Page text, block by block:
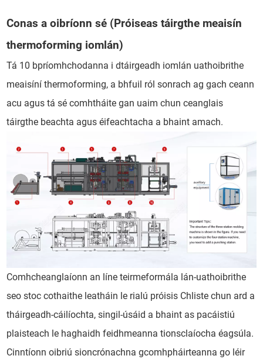
Conas a oibríonn sé (Próiseas táirgthe meaisín
thermoforming iomlán)
Tá 10 bpríomhchodanna i dtáirgeadh iomlán uathoibrithe
meaisíní thermoforming, a bhfuil ról sonrach ag gach ceann
acu agus tá sé comhtháite gan uaim chun ceanglais
táirgthe beachta agus éifeachtacha a bhaint amach.
Comhcheanglaíonn an líne teirmeformála lán-uathoibrithe
seo stoc cothaithe leatháin le rialú próisis Chliste chun ard a
tháirgeadh-cáilíochta, singil-úsáid a bhaint as pacáistiú
plaisteach le haghaidh feidhmeanna tionsclaíocha éagsúla.
Cinntíonn oibriú sioncrónachna gcomhpháirteanna go léir